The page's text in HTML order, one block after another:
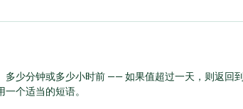
少分钟或多少小时前 —— 如果值超过一天，则返回到
个适当的短语。